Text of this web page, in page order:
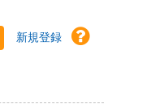
新規登録